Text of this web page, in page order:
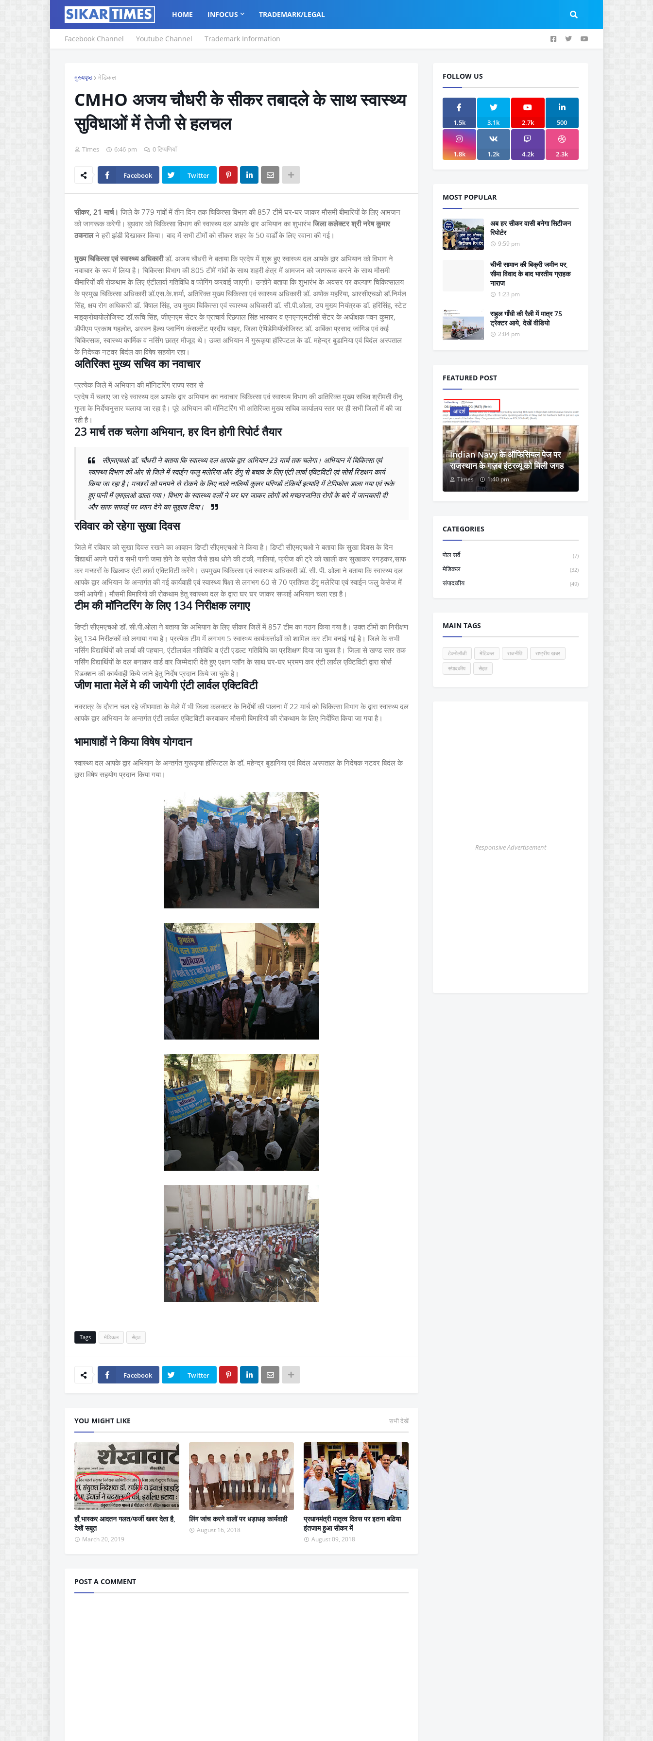
HOME INFOCUS TRADEMARK/LEGAL
Facebook Channel Youtube Channel Trademark Information
मुख्यपृष्ठ मेडिकल
CMHO अजय चौधरी के सीकर तबादले के साथ स्वास्थ्य
सुविधाओं में तेजी से हलचल
Times 6:46 pm 0 टिप्पणियाँ
Facebook Twitter
सीकर, 21 मार्च। जिले के 779 गांवों में तीन दिन तक चिकित्सा विभाग की 857 टीमें घर-घर जाकर मौसमी बीमारियों के लिए आमजन
को जागरूक करेगी। बुधवार को चिकित्सा विभाग की स्वास्थ्य दल आपके द्वार अभियान का शुभारंभ जिला कलेक्टर श्री नरेष कुमार
ठकरालने हरी झंडी दिखाकर किया। बाद में सभी टीमों को सीकर शहर के 50 वार्डों के लिए रवाना की गई।
मुख्य चिकित्सा एवं स्वास्थ्य अधिकारीडॉ. अजय चौधरी ने बताया कि प्रदेष में शुरू हुए स्वास्थ्य दल आपके द्वार अभियान को विभाग ने
नवाचार के रूप में लिया है। चिकित्सा विभाग की 805 टीमें गांवों के साथ शहरी क्षेत्र में आमजन को जागरूक करने के साथ मौसमी
बीमारियों की रोकथाम के लिए एंटीलार्वा गतिविधि व फोगिंग करवाई जाएगी। उन्होंने बताया कि शुभारंभ के अवसर पर कल्याण चिकित्सालय
के प्रमुख चिकित्सा अधिकारी डॉ.एस.के.शर्मा, अतिरिक्त मुख्य चिकित्सा एवं स्वास्थ्य अधिकारी डॉ. अषोक महरिया, आरसीएचओ डॉ.निर्मल
सिंह, क्षय रोग अधिकारी डॉ. विषाल सिंह, उप मुख्य चिकित्सा एवं स्वास्थ्य अधिकारी डॉ. सी.पी.ओला, उप मुख्य नियंत्रक डॉ. हरिसिंह, स्टेट
माइक्रोबायोलोजिस्ट डॉ.रूचि सिंह, जीएनएम सेंटर के प्राचार्य रिछपाल सिंह भास्कर व एनएनएमटीसी सेंटर के अधीक्षक पवन कुमार,
डीपीएम प्रकाष गहलोत, अरबन हैल्थ प्लानिंग कंसल्टेंट प्रदीप चाहर, जिला ऐपिडेमियॉलोजिस्ट डॉ. अबिंका प्रसाद जांगिड एवं कई
चिकित्सक, स्वास्थ्य कार्मिक व नर्सिंग छात्र मौजूद थे। उक्त अभियान में गुरूकृपा हॉस्पिटल के डॉ. महेन्द्र बुडानिया एवं बिदंल अस्पताल
के निदेषक नटवर बिदंल का विषेष सहयोग रहा।
अतिरिक्त मुख्य सचिव का नवाचार
प्रत्येक जिले में अभियान की मॉनिटरिंग राज्य स्तर से
प्रदेष में चलाए जा रहे स्वास्थ्य दल आपके द्वार अभियान का नवाचार चिकित्सा एवं स्वास्थ्य विभाग की अतिरिक्त मुख्य सचिव श्रीमती वीनू
गुप्ता के निर्देषानुसार चलाया जा रहा है। पूरे अभियान की मॉनिटरिंग भी अतिरिक्त मुख्य सचिव कार्यालय स्तर पर ही सभी जिलों में की जा
रही है।
23 मार्च तक चलेगा अभियान, हर दिन होगी रिपोर्ट तैयार
सीएमएचओ डॉ. चौधरी ने बताया कि स्वास्थ्य दल आपके द्वार अभियान 23 मार्च तक चलेगा। अभियान में चिकित्सा एवं
स्वास्थ्य विभाग की ओर से जिले में स्वाईन फलु मलेरिया और डेंगु से बचाव के लिए एंटी लार्वा एक्टिविटी एवं सोर्स रिडक्षन कार्य
किया जा रहा है। मच्छरों को पनपने से रोकने के लिए नाले नालियों कुलर परिण्डों टंकियों इत्यादि में टेमिफोस डाला गया एवं रूके
हुए पानी में एमएलओ डाला गया। विभाग के स्वास्थ्य दलों ने घर घर जाकर लोगों को मच्छरजनित रोगों के बारे में जानकारी दी
और साफ सफाई पर ध्यान देने का सुझाव दिया।
रविवार को रहेगा सुखा दिवस
जिले में रविवार को सुखा दिवस रखने का आव्हान डिप्टी सीएमएचओ ने किया है। डिप्टी सीएमएचओ ने बताया कि सुखा दिवस के दिन
विद्यार्थी अपने घरों व सभी पानी जमा होने के स्रोत जैसे हाथ धोने की टंकी, नालियां, फ्रीज की ट्रे को खाली कर सुखाकर रगड़कर,साफ
कर मच्छरों के खिलाफ एंटी लार्वा एक्टिविटी करेंगे। उपमुख्य चिकित्सा एवं स्वास्थ्य अधिकारी डॉ. सी. पी. ओला ने बताया कि स्वास्थ्य दल
आपके द्वार अभियान के अन्तर्गत की गई कार्यवाही एवं स्वास्थ्य षिक्षा से लगभग 60 से 70 प्रतिषत डेंगु मलेरिया एवं स्वाईन फलु केसेज में
कमी आयेगी। मौसमी बिमारियों की रोकथाम हेतु स्वास्थ्य दल के द्वारा घर घर जाकर सफाई अभियान चला रहा है।
टीम की मॉनिटरिंग के लिए 134 निरीक्षक लगाए
डिप्टी सीएमएचओ डॉ. सी.पी.ओला ने बताया कि अभियान के लिए सीकर जिलें में 857 टीम का गठन किया गया है। उक्त टीमों का निरीक्षण
हेतु 134 निरीक्षकों को लगाया गया है। प्रत्येक टीम में लगभग 5 स्वास्थ्य कार्यकर्त्ताओं को शामिल कर टीम बनाई गई है। जिले के सभी
नर्सिंग विद्यार्थियों को लार्वा की पहचान, एंटीलार्वल गतिविधि व एंटी एडल्ट गतिविधि का प्रशिक्षण दिया जा चुका है। जिला से खण्ड स्तर तक
नर्सिंग विद्यार्थियों के दल बनाकर वार्ड वार जिम्मेदारी देते हुए एक्षन प्लॉन के साथ घर-घर भ्रमण कर एंटी लार्वल एक्टिविटी द्वारा सोर्स
रिडक्शन की कार्यवाही किये जाने हेतु निर्देष प्रदान किये जा चुके है।
जीण माता मेलें मे की जायेगी एंटी लार्वल एक्टिविटी
नवरात्र के दौरान चल रहे जीणमाता के मेले में भी जिला कलक्टर के निर्देषों की पालना में 22 मार्च को चिकित्सा विभाग के द्वारा स्वास्थ्य दल
आपके द्वार अभियान के अन्तर्गत एंटी लार्वल एक्टिविटी करवाकर मौसमी बिमारियों की रोकथाम के लिए निर्देषित किया जा गया है।
भामाषाहों ने किया विषेष योगदान
स्वास्थ्य दल आपके द्वार अभियान के अन्तर्गत गुरूकृपा हॉस्पिटल के डॉ. महेन्द्र बुडानिया एवं बिदंल अस्पताल के निदेषक नटवर बिदंल के
द्वारा विषेष सहयोग प्रदान किया गया।
Tags मेडिकल सेहत
Facebook Twitter
YOU MIGHT LIKE सभी देखें
हाँ,भास्कर आदतन गलत/फर्जी खबर देता है,
देखें सबूत
March 20, 2019
लिंग जांच करने वालों पर धड़ाधड़ कार्यवाही
August 16, 2018
प्रधानमंत्री मातृत्व दिवस पर इतना बढिया
इंतजाम हुआ सीकर में
August 09, 2018
POST A COMMENT
FOLLOW US
1.5k 3.1k 2.7k 500
1.8k 1.2k 4.2k 2.3k
MOST POPULAR
अब हर सीकर वासी बनेगा सिटीजन
रिपोर्टर
9:59 pm
चीनी सामान की बिक्री जमीन पर,
सीमा विवाद के बाद भारतीय ग्राहक
नाराज
1:23 pm
राहुल गाँधी की रैली में मात्र 75
ट्रेक्टर आये, देखें वीडियो
2:04 pm
FEATURED POST
आदर्श
Indian Navy के ऑफिसियल पेज पर
राजस्थान के गज़ब इंटरव्यू को मिली जगह
Times 1:40 pm
CATEGORIES
पोल सर्वे (7)
मेडिकल (32)
संपादकीय (49)
MAIN TAGS
टेक्नोलॉजी मेडिकल राजनीति राष्ट्रीय ख़बर
संपादकीय सेहत
Responsive Advertisement